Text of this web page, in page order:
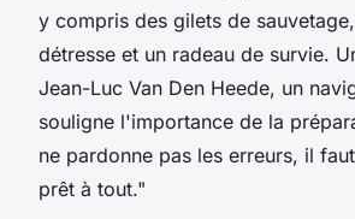
y compris des gilets de
détresse et un radeau de survie.
Jean-Luc Van Den Heede, un
souligne l'importance de la
ne pardonne pas les erreurs, il
prêt à tout."